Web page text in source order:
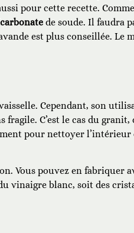
pour cette recette.
de soude. Il faudra
est plus conseillée.
Cependant, son
C’est le cas du
pour nettoyer l’intérieur
Vous pouvez en fabriquer
vinaigre blanc, soit des